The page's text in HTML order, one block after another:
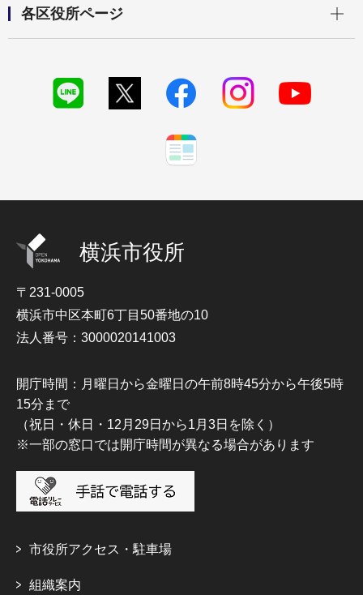
各区役所ページ
横浜市役所
〒231-0005
横浜市中区本町6丁目50番地の10
法人番号：3000020141003
開庁時間：月曜日から金曜日の午前8時45分から午後5時
15分まで
（祝日・休日・12月29日から1月3日を除く）
※一部の窓口では開庁時間が異なる場合があります
市役所アクセス・駐車場
組織案内